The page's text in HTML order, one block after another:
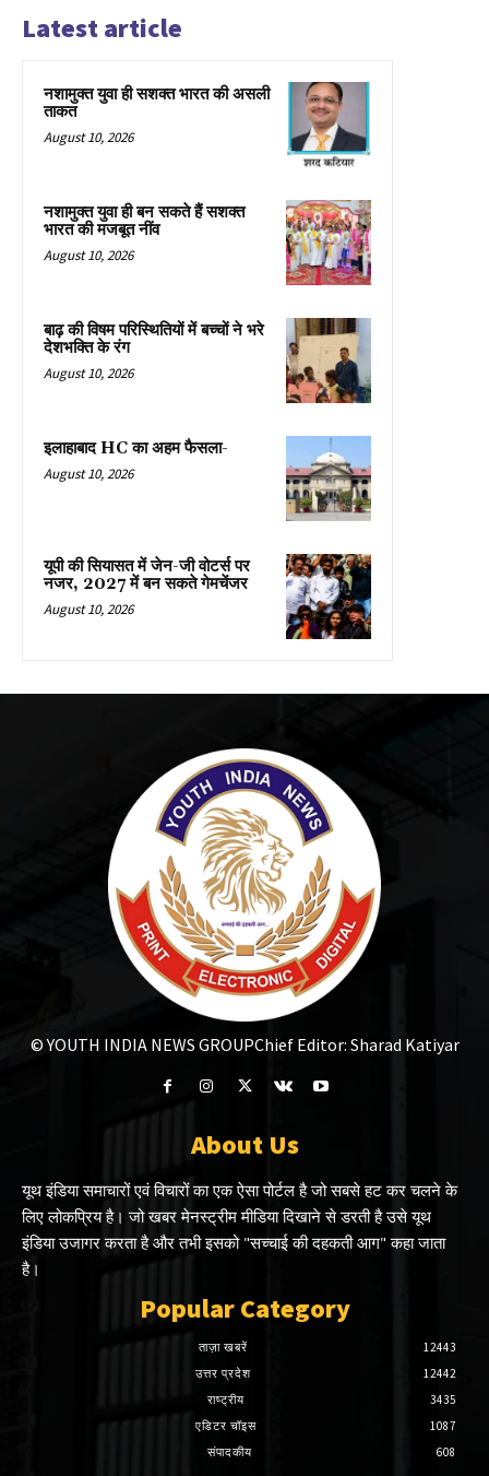
Latest article
नशामुक्त युवा ही सशक्त भारत की असली
ताकत
August 10, 2026
नशामुक्त युवा ही बन सकते हैं सशक्त
भारत की मजबूत नींव
August 10, 2026
बाढ़ की विषम परिस्थितियों में बच्चों ने भरे
देशभक्ति के रंग
August 10, 2026
इलाहाबाद HC का अहम फैसला-
August 10, 2026
यूपी की सियासत में जेन-जी वोटर्स पर
नजर, 2027 में बन सकते गेमचेंजर
August 10, 2026
© YOUTH INDIA NEWS GROUPChief Editor: Sharad Katiyar
About Us
यूथ इंडिया समाचारों एवं विचारों का एक ऐसा पोर्टल है जो सबसे हट कर चलने के
लिए लोकप्रिय है। जो खबर मेनस्ट्रीम मीडिया दिखाने से डरती है उसे यूथ
इंडिया उजागर करता है और तभी इसको "सच्चाई की दहकती आग" कहा जाता
है।
Popular Category
ताज़ा खबरें
12443
उत्तर प्रदेश
12442
राष्ट्रीय
3435
एडिटर चॉइस
1087
संपादकीय
608